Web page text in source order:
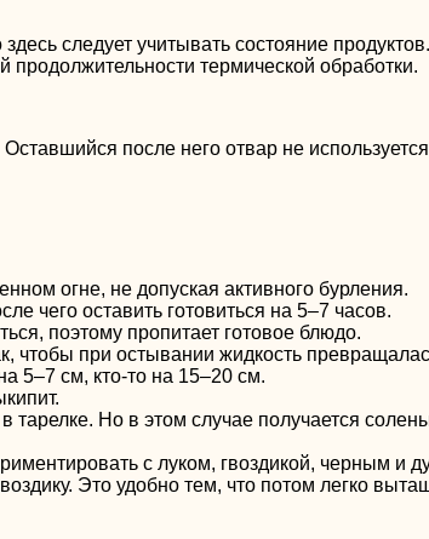
следует учитывать состояние
продолжительности термической обработки.
после него отвар не
огне, не допуская активного бурления.
чего оставить готовиться на 5–7 часов.
поэтому пропитает готовое блюдо.
чтобы при остывании жидкость
5–7 см, кто-то на 15–20 см.
Но в этом случае получается
с луком, гвоздикой, черным и
Это удобно тем, что потом легко